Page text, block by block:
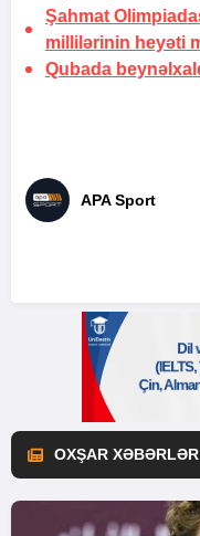
Şahmat
millilərinin heyəti
Qubada
APA Sport
OXŞAR XƏBƏRLƏR